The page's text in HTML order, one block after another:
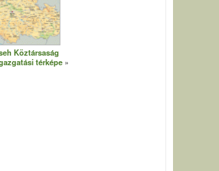
Köztársaság
térképe